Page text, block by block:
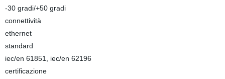
-30 gradi/+50 gradi
connettività
ethernet
standard
iec/en 61851, iec/en 62196
certificazione